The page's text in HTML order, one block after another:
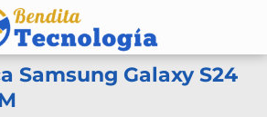
Samsung Galaxy S24